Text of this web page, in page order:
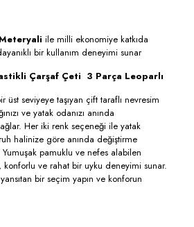
ile milli ekonomiye katkıda
bir kullanım deneyimi sunar
Çarşaf Çeti 3 Parça Leoparlı
üst seviyeye taşıyan çift taraflı nevresim
ve yatak odanızı anında
Her iki renk seçeneği ile yatak
halinize göre anında değiştirme
pamuklu ve nefes alabilen
konforlu ve rahat bir uyku deneyimi sunar.
bir seçim yapın ve konforun